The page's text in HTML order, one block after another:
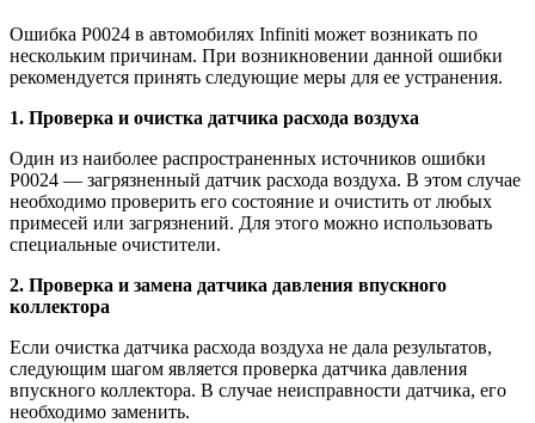
Ошибка Р0024 в автомобилях Infiniti может возникать по
нескольким причинам. При возникновении данной ошибки
рекомендуется принять следующие меры для ее устранения.
1. Проверка и очистка датчика расхода воздуха
Один из наиболее распространенных источников ошибки
Р0024 — загрязненный датчик расхода воздуха. В этом случае
необходимо проверить его состояние и очистить от любых
примесей или загрязнений. Для этого можно использовать
специальные очистители.
2. Проверка и замена датчика давления впускного
коллектора
Если очистка датчика расхода воздуха не дала результатов,
следующим шагом является проверка датчика давления
впускного коллектора. В случае неисправности датчика, его
необходимо заменить.